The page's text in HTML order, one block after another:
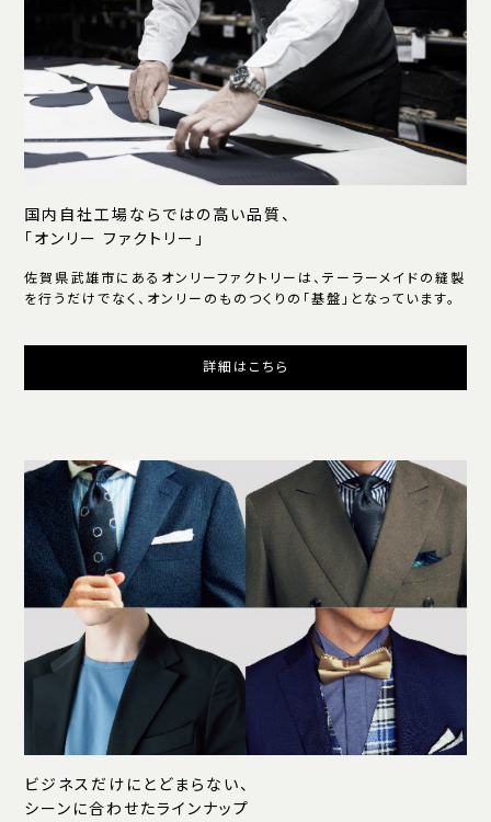
国内自社工場ならではの高い品質、
「オンリー ファクトリー」
佐賀県武雄市にあるオンリーファクトリーは、テーラーメイドの縫製
を行うだけでなく、オンリーのものつくりの「基盤」となっています。
詳細はこちら
ビジネスだけにとどまらない、
シーンに合わせたラインナップ